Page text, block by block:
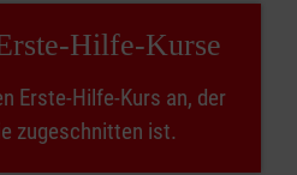
Hilfe-Kurse
Erste-Hilfe-Kurs an, der
zugeschnitten ist.